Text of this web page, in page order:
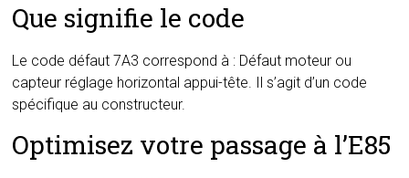
Que signifie le code
Le code défaut 7A3 correspond à : Défaut moteur ou
capteur réglage horizontal appui-tête. Il s’agit d’un code
spécifique au constructeur.
Optimisez votre passage à l’E85